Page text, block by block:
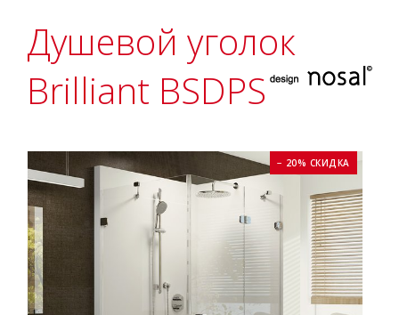
Душевой уголок
Brilliant BSDPS
− 20% СКИДКА